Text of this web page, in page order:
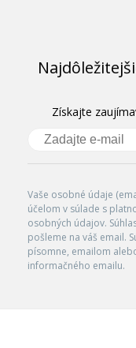
Získajte
Vaše osobné údaje
účelom v súlade s
osobných údajov.
pošleme na váš email.
písomne, emailom
informačného emailu.